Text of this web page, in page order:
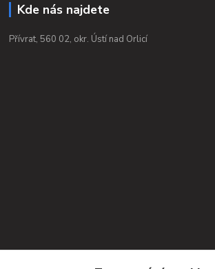
Kde nás najdete
Přívrat, 560 02, okr. Ústí nad Orlicí